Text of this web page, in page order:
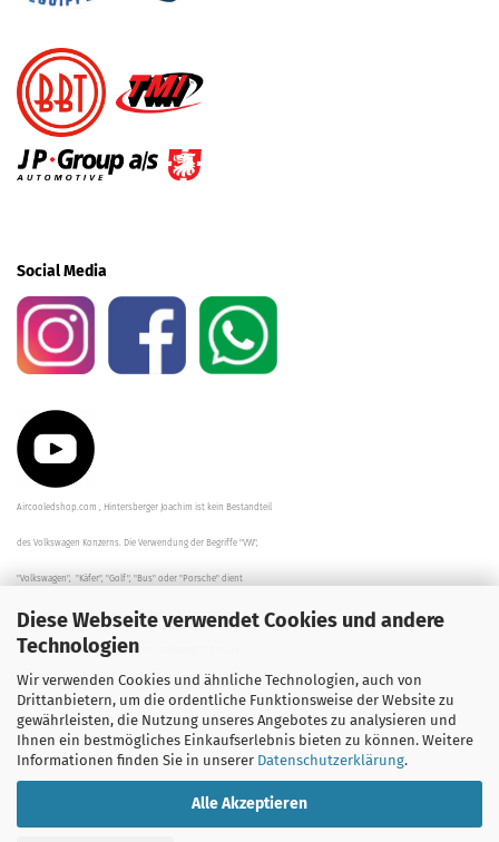
Diese Webseite verwendet Cookies und andere
Technologien
Wir verwenden Cookies und ähnliche Technologien, auch von
Drittanbietern, um die ordentliche Funktionsweise der Website zu
gewährleisten, die Nutzung unseres Angebotes zu analysieren und
Ihnen ein bestmögliches Einkaufserlebnis bieten zu können. Weitere
Informationen finden Sie in unserer Datenschutzerklärung.
Alle Akzeptieren
Social Media
Aircooledshop.com , Hintersberger Joachim ist kein Bestandteil
des Volkswagen Konzerns. Die Verwendung der Begriffe "VW",
"Volkswagen", "Käfer", "Golf", "Bus" oder "Porsche" dient
der Beschreibung der Teile und stellt in keinem Fall eine direkte
Verbindung zu dem Unternehmen "Volkswagen" her/da.
Die Beschreibungen, Zeichnungen und Angaben zur
Verwendung sind sorgfältig überprüft worden.